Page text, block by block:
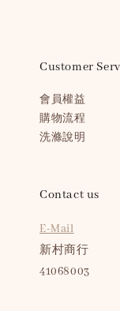
Customer
會員權益
購物流程
洗滌說明
Contact us
E-Mail
新村商行
41068003